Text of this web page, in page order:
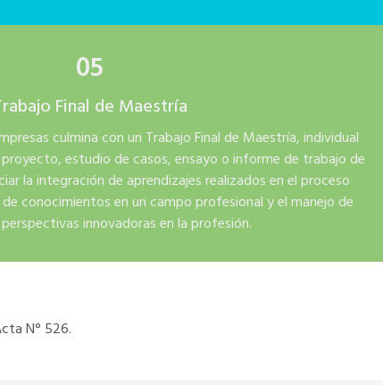
05
Final de Maestría
culmina con un Trabajo Final de Maestría, individual
estudio de casos, ensayo o informe de trabajo de
la integración de aprendizajes realizados en el proceso
conocimientos en un campo profesional y el manejo de
innovadoras en la profesión.
N° 526.